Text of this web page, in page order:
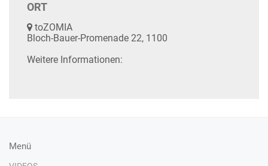
ORT
toZOMIA
Bloch-Bauer-Promenade 22, 1100
Weitere Informationen:
Menü